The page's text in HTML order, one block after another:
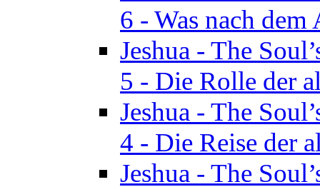
6 - Was nach
Jeshua - The
5 - Die Rolle der
Jeshua - The
4 - Die Reise der
Jeshua - The